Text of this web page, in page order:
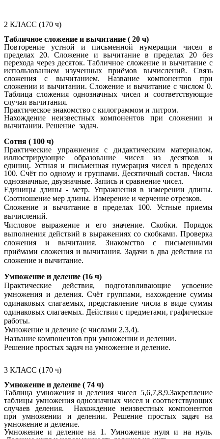
2 КЛАСС (170 ч)
Табличное сложение и вычитание ( 20 ч)
Повторение устной и письменной нумерации чисел в
пределах 20. Сложение и вычитаниев пределах 20 без
перехода через десяток. Табличное сложение и вычитание с
использованием изученных приёмов вычислений. Связь
сложения с вычитанием. Название компонентов при
сложении и вычитании. Сложение и вычитание с числом 0.
Таблица сложения однозначных чисел и соответствующие
случаи вычитания.
Практическое знакомство с килограммом и литром.
Нахождение неизвестных компонентов при сложении и
вычитании. Решение задач.
Сотня ( 100 ч)
Практические упражнения с дидактическим материалом,
иллюстрирующие образование чисел из десятков и
единиц. Устная и письменная нумерация чисел в пределах
100. Счёт по одному и группами. Десятичный состав. Числа
однозначные, двузначные. Запись и сравнение чисел.
Единицы длины - метр. Упражнения в измерении длины.
Соотношение мер длины. Измерение и черчение отрезков.
Сложение и вычитаниев пределах 100. Устные приемы
вычислений.
Числовое выражение и его значение. Скобки. Порядок
выполнения действий в выражениях со скобками. Проверка
сложения и вычитания. Знакомство с письменными
приёмами сложения и вычитания. Задачи в два действия на
сложение и вычитание.
Умножение и деление (16 ч)
Практические действия, подготавливающие усвоение
умножения и деления. Счёт группами, нахождение суммы
одинаковых слагаемых, представление числа в виде суммы
одинаковых слагаемых. Действия с предметами, графические
работы.
Умножение и деление (с числами 2,3,4).
Название компонентов при умножении и делении.
Решение простых задач на умножение и деление.
3 КЛАСС (170 ч)
Умножение и деление ( 74 ч)
Таблица умножения и деления чисел 5,6,7,8,9.Закрепление
таблицы умножения однозначных чисел и соответствующих
случаев деления. Нахождение неизвестных компонентов
при умножении и делении. Решение простых задач на
умножение и деление.
Умножение и деление на 1. Умножение нуля и на нуль.